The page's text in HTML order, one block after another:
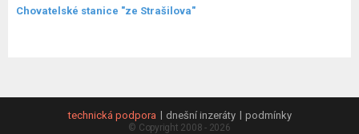
Chovatelské stanice "ze Strašilova"
technická podpora dnešní inzeráty podmínky
© Copyright 2008 - 2026